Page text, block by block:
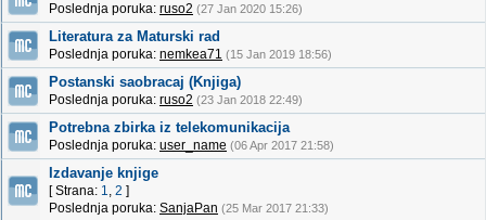
Poslednja poruka: ruso2 (27 Jan 2020 15:26)
Literatura za Maturski rad
Poslednja poruka: nemkea71 (15 Jan 2019 18:56)
Postanski saobracaj (Knjiga)
Poslednja poruka: ruso2 (23 Jan 2018 22:49)
Potrebna zbirka iz telekomunikacija
Poslednja poruka: user_name (06 Apr 2017 21:58)
Izdavanje knjige
[ Strana: 1, 2 ]
Poslednja poruka: SanjaPan (25 Mar 2017 21:33)